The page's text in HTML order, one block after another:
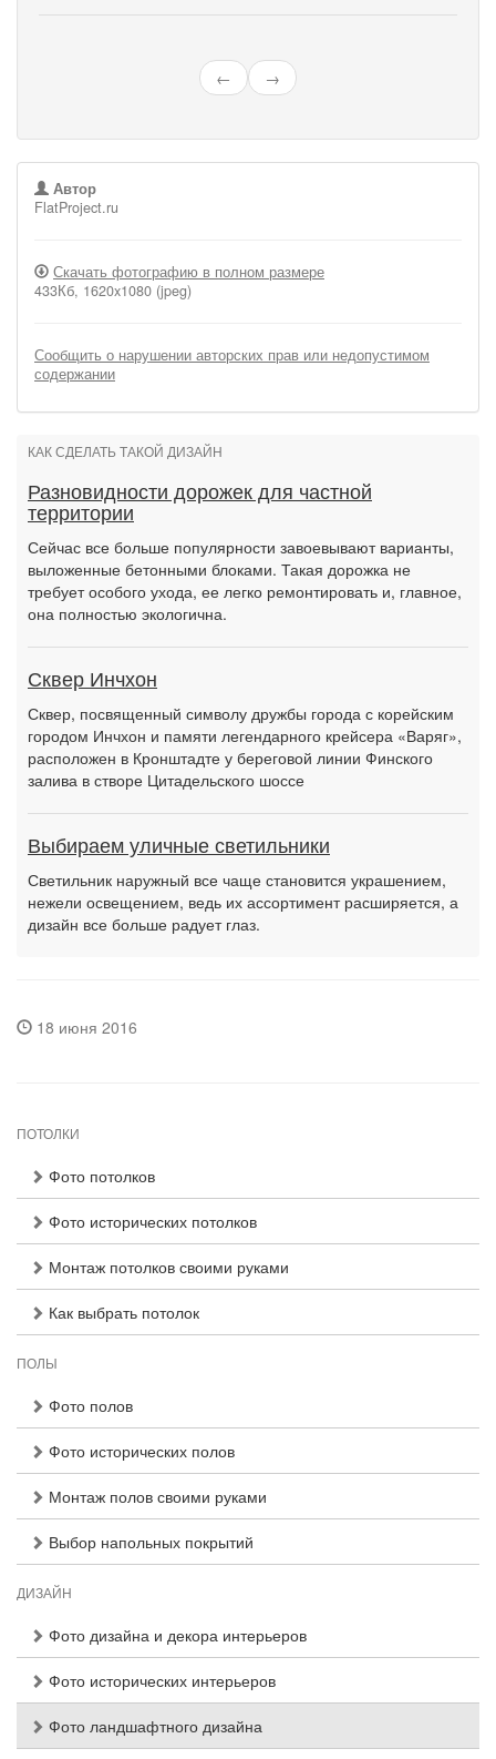
← →
Автор
FlatProject.ru
Скачать фотографию в полном размере
433Кб, 1620x1080 (jpeg)
Сообщить о нарушении авторских прав или недопустимом
содержании
КАК СДЕЛАТЬ ТАКОЙ ДИЗАЙН
Разновидности дорожек для частной
территории
Сейчас все больше популярности завоевывают варианты,
выложенные бетонными блоками. Такая дорожка не
требует особого ухода, ее легко ремонтировать и, главное,
она полностью экологична.
Сквер Инчхон
Сквер, посвященный символу дружбы города с корейским
городом Инчхон и памяти легендарного крейсера «Варяг»,
расположен в Кронштадте у береговой линии Финского
залива в створе Цитадельского шоссе
Выбираем уличные светильники
Светильник наружный все чаще становится украшением,
нежели освещением, ведь их ассортимент расширяется, а
дизайн все больше радует глаз.
18 июня 2016
ПОТОЛКИ
Фото потолков
Фото исторических потолков
Монтаж потолков своими руками
Как выбрать потолок
ПОЛЫ
Фото полов
Фото исторических полов
Монтаж полов своими руками
Выбор напольных покрытий
ДИЗАЙН
Фото дизайна и декора интерьеров
Фото исторических интерьеров
Фото ландшафтного дизайна